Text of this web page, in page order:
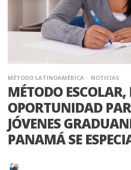
MÉTODO LATINOAMÉRICA NOTICIAS
MÉTODO ESCOLAR,
OPORTUNIDAD
JÓVENES
PANAMÁ SE